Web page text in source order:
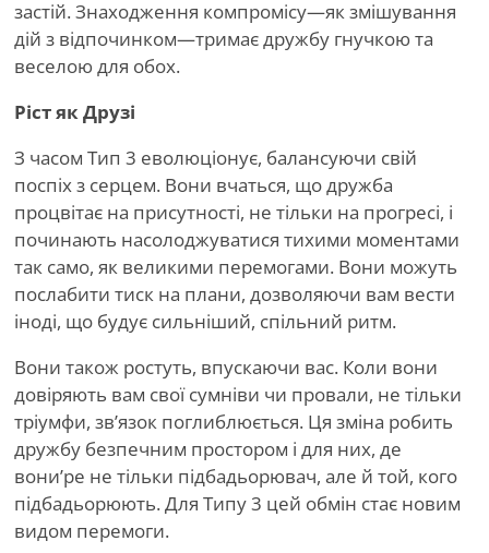
застій. Знаходження компромісу—як змішування
дій з відпочинком—тримає дружбу гнучкою та
веселою для обох.
Ріст як Друзі
З часом Тип 3 еволюціонує, балансуючи свій
поспіх з серцем. Вони вчаться, що дружба
процвітає на присутності, не тільки на прогресі, і
починають насолоджуватися тихими моментами
так само, як великими перемогами. Вони можуть
послабити тиск на плани, дозволяючи вам вести
іноді, що будує сильніший, спільний ритм.
Вони також ростуть, впускаючи вас. Коли вони
довіряють вам свої сумніви чи провали, не тільки
тріумфи, зв’язок поглиблюється. Ця зміна робить
дружбу безпечним простором і для них, де
вони’ре не тільки підбадьорювач, але й той, кого
підбадьорюють. Для Типу 3 цей обмін стає новим
видом перемоги.